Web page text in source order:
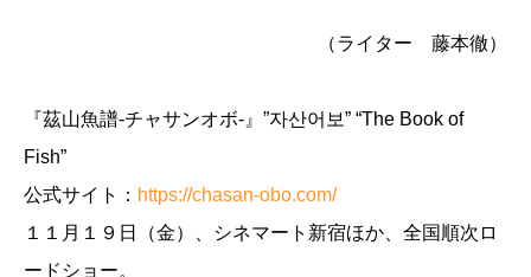
（ライター 藤本徹）
『茲山魚譜-チャサンオボ-』”자산어보” “The Book of
Fish”
公式サイト： https://chasan-obo.com/
１１月１９日（金）、シネマート新宿ほか、全国順次ロ
ードショー。